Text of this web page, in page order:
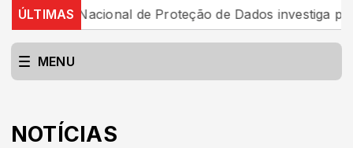
ÚLTIMASde Proteção de Dados investiga plataforma
MENU
NOTÍCIAS